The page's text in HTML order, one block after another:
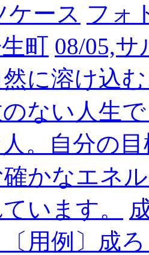
ケース フォ
町 08/05,
に溶け込
ない人生
。自分の
かなエネ
います。
用例〕成